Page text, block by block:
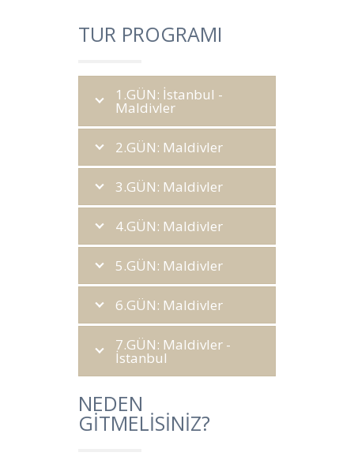
TUR PROGRAMI
1.GÜN: İstanbul -
Maldivler
2.GÜN: Maldivler
3.GÜN: Maldivler
4.GÜN: Maldivler
5.GÜN: Maldivler
6.GÜN: Maldivler
7.GÜN: Maldivler -
İstanbul
NEDEN
GİTMELİSİNİZ?